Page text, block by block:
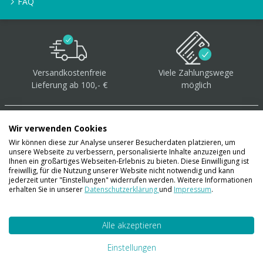
Versandkostenfreie
Lieferung ab 100,- €
Viele Zahlungswege
möglich
Über 40.000 Artikel auf
Lager
Wir verwenden Cookies
Wir können diese zur Analyse unserer Besucherdaten platzieren, um
unsere Webseite zu verbessern, personalisierte Inhalte anzuzeigen und
Ihnen ein großartiges Webseiten-Erlebnis zu bieten. Diese Einwilligung ist
freiwillig, für die Nutzung unserer Website nicht notwendig und kann
jederzeit unter "Einstellungen" widerrufen werden. Weitere Informationen
erhalten Sie in unserer Datenschutzerklärungund Impressum.
Alle akzeptieren
Einstellungen